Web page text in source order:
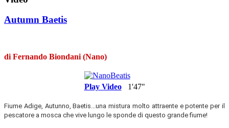
Autumn Baetis
di Fernando Biondani (Nano)
Play Video 1'47"
Fiume Adige, Autunno, Baetis...una mistura molto attraente e potente per il
pescatore a mosca che vive lungo le sponde di questo grande fiume!